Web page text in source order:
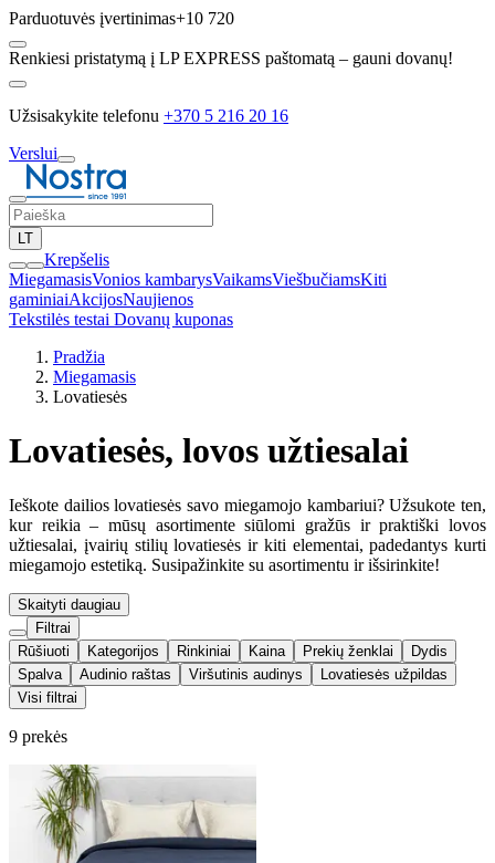
Parduotuvės įvertinimas+10 720
Renkiesi pristatymą į LP EXPRESS paštomatą – gauni dovanų!
Užsisakykite telefonu +370 5 216 20 16
Verslui
LT
Krepšelis
MiegamasisVonios kambarysVaikamsViešbučiamsKiti
gaminiaiAkcijosNaujienos
Tekstilės testai Dovanų kuponas
Pradžia
Miegamasis
Lovatiesės
Lovatiesės, lovos užtiesalai
Ieškote dailios lovatiesės savo miegamojo kambariui? Užsukote ten,
kur reikia – mūsų asortimente siūlomi gražūs ir praktiški lovos
užtiesalai, įvairių stilių lovatiesės ir kiti elementai, padedantys kurti
miegamojo estetiką. Susipažinkite su asortimentu ir išsirinkite!
Skaityti daugiau
Filtrai
Rūšiuoti
Kategorijos Rinkiniai Kaina Prekių ženklai
Dydis
Spalva
Audinio raštas Viršutinis audinys
Lovatiesės užpildas
Visi filtrai
9 prekės